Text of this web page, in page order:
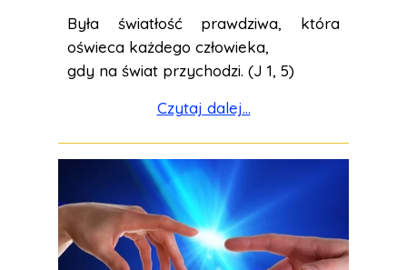
Była światłość prawdziwa, która
oświeca każdego człowieka,
gdy na świat przychodzi. (J 1, 5)
Czytaj dalej...